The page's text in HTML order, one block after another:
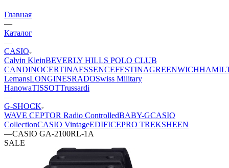
Главная
—
Каталог
—
CASIO
Calvin KleinBEVERLY HILLS POLO CLUB
CANDINOCERTINAESSENCEFESTINAGREENWICH
LemansLONGINESRADOSwiss Military
HanowaTISSOTTrussardi
—
G-SHOCK
WAVE CEPTOR Radio ControlledBABY-GCASIO
CollectionCASIO VintageEDIFICEPRO TREKSHEEN
—CASIO GA-2100RL-1A
SALE